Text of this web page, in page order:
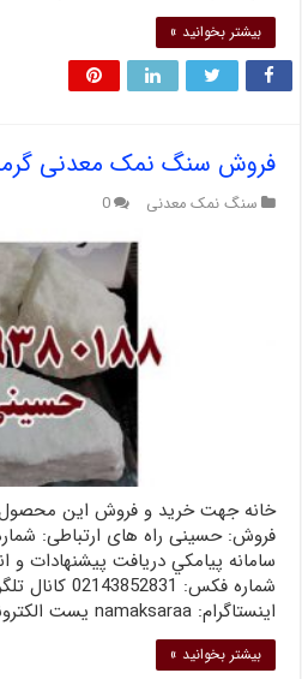
بیشتر بخوانید »
فروش سنگ نمک معدنی
سنگ نمک معدنی 0
خانه جهت خرید و فروش این محصول
اینستاگرام: namaksaraa یست الکترونیکی: info@halito.ir
بیشتر بخوانید »